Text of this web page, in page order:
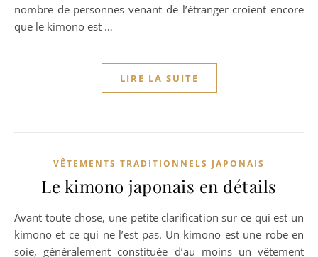
nombre de personnes venant de l’étranger croient encore
que le kimono est …
LIRE LA SUITE
VÊTEMENTS TRADITIONNELS JAPONAIS
Le kimono japonais en détails
Avant toute chose, une petite clarification sur ce qui est un
kimono et ce qui ne l’est pas. Un kimono est une robe en
soie, généralement constituée d’au moins un vêtement